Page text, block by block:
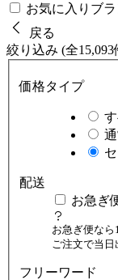
お気に入りブラ
戻る
絞り込み (全15,093
価格タイプ
配送
お急ぎ
お急ぎ便なら
ご注文で当日
フリーワード